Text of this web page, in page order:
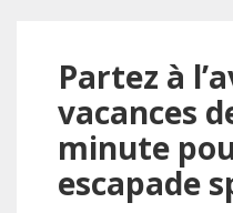
Partez à
vacances
minute
escapade